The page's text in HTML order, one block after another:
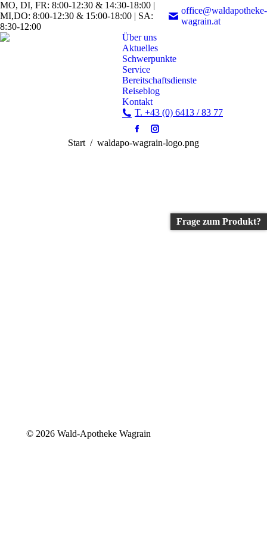
MO, DI, FR: 8:00-12:30 & 14:30-18:00 |
MI,DO: 8:00-12:30 & 15:00-18:00 | SA:
8:30-12:00
office@waldapotheke-
wagrain.at
Über uns
Aktuelles
Schwerpunkte
Service
Bereitschaftsdienste
Reiseblog
Kontakt
T. +43 (0) 6413 / 83 77
Facebook
page
Instagram
page
Sie befinden sich hier:
Start waldapo-wagrain-logo.png
© 2026 Wald-Apotheke Wagrain
Frage zum Produkt?